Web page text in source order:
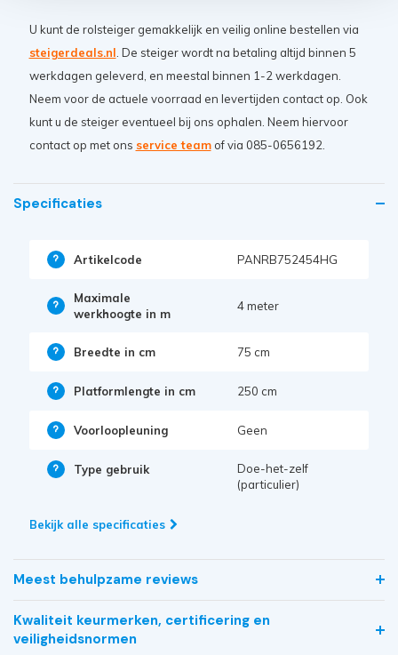
U kunt de rolsteiger gemakkelijk en veilig online bestellen via
steigerdeals.nl . De steiger wordt na betaling altijd binnen 5
werkdagen geleverd, en meestal binnen 1-2 werkdagen.
Neem voor de actuele voorraad en levertijden contact op. Ook
kunt u de steiger eventueel bij ons ophalen. Neem hiervoor
contact op met ons service teamof via 085-0656192.
Specificaties
Artikelcode PANRB752454HG
Maximale
werkhoogte in m
4 meter
Breedte in cm 75 cm
Platformlengte in cm 250 cm
Voorloopleuning Geen
Type gebruik
Doe-het-zelf
(particulier)
Bekijk alle specificaties
Meest behulpzame reviews
Kwaliteit keurmerken, certificering en
veiligheidsnormen